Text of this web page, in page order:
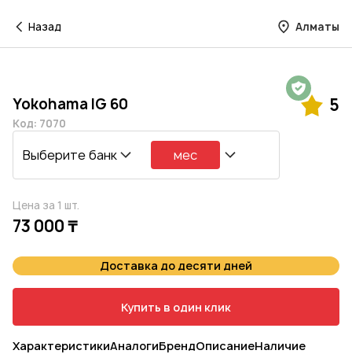
Назад Алматы
Yokohama IG 60 5
Код: 7070
Выберите банк мес
Цена за 1 шт.
73 000 ₸
Доставка до десяти дней
Купить в один клик
ХарактеристикиАналогиБрендОписаниеНаличие